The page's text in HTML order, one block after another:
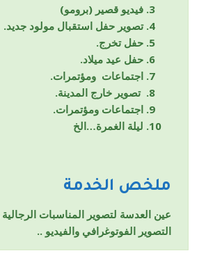
فيديو قصير (برومو)
تصوير حفل استقبال مولود جديد.
حفل تخرج.
حفل عيد ميلاد.
اجتماعات ومؤتمرات.
تصوير خارج المدينة.
اجتماعات ومؤتمرات.
ليلة الغمرة…الخ
ملخص الخدمة
عين العدسة لتصوير المناسبات
التصوير الفوتوغرافي والفيديو ..